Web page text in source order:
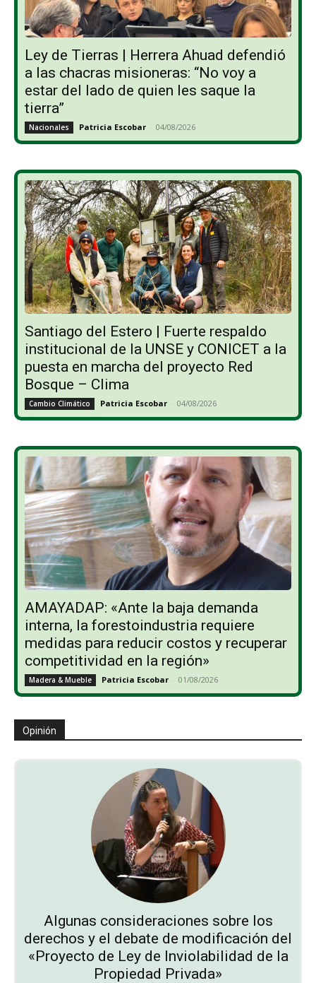
Ley de Tierras | Herrera Ahuad defendió
a las chacras misioneras: “No voy a
estar del lado de quien les saque la
tierra”
Nacionales Patricia Escobar - 04/08/2026
Santiago del Estero | Fuerte respaldo
institucional de la UNSE y CONICET a la
puesta en marcha del proyecto Red
Bosque – Clima
Cambio Climático Patricia Escobar - 04/08/2026
AMAYADAP: «Ante la baja demanda
interna, la forestoindustria requiere
medidas para reducir costos y recuperar
competitividad en la región»
Madera & Mueble Patricia Escobar - 01/08/2026
Opinión
Algunas consideraciones sobre los
derechos y el debate de modificación del
«Proyecto de Ley de Inviolabilidad de la
Propiedad Privada»